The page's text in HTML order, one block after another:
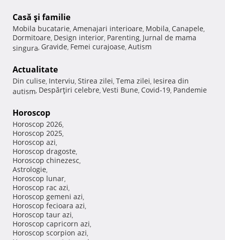
Casă şi familie
Mobila bucatarie, Amenajari interioare, Mobila, Canapele,
Dormitoare, Design interior, Parenting, Jurnal de mama
singura, Gravide, Femei curajoase, Autism
Actualitate
Din culise, Interviu, Stirea zilei, Tema zilei, Iesirea din
autism, Despărţiri celebre, Vesti Bune, Covid-19, Pandemie
Horoscop
Horoscop 2026,
Horoscop 2025,
Horoscop azi,
Horoscop dragoste,
Horoscop chinezesc,
Astrologie,
Horoscop lunar,
Horoscop rac azi,
Horoscop gemeni azi,
Horoscop fecioara azi,
Horoscop taur azi,
Horoscop capricorn azi,
Horoscop scorpion azi,